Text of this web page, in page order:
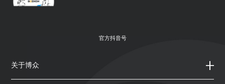
官方抖音号
关于博众